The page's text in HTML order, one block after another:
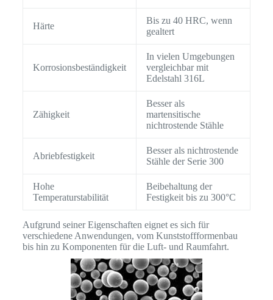
Härte
Bis zu 40 HRC, wenn
gealtert
Korrosionsbeständigkeit
In vielen Umgebungen
vergleichbar mit
Edelstahl 316L
Zähigkeit
Besser als
martensitische
nichtrostende Stähle
Abriebfestigkeit
Besser als nichtrostende
Stähle der Serie 300
Hohe
Temperaturstabilität
Beibehaltung der
Festigkeit bis zu 300°C
Aufgrund seiner Eigenschaften eignet es sich für
verschiedene Anwendungen, vom Kunststoffformenbau
bis hin zu Komponenten für die Luft- und Raumfahrt.